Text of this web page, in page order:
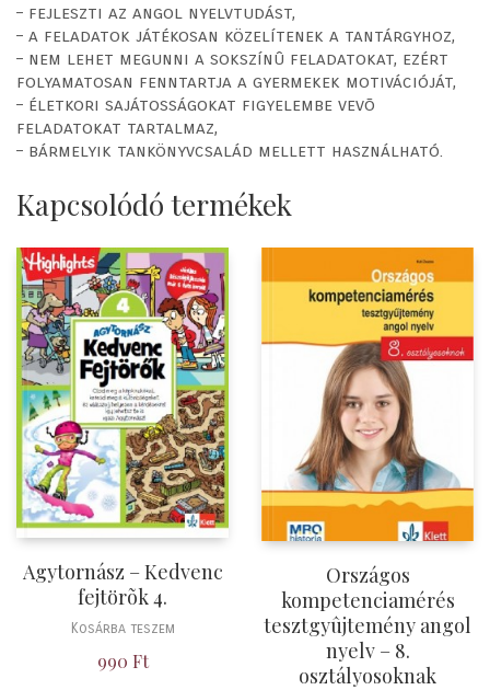
– fejleszti az angol nyelvtudást,
– a feladatok játékosan közelítenek a tantárgyhoz,
– nem lehet megunni a sokszínû feladatokat, ezért
folyamatosan fenntartja a gyermekek motivációját,
– életkori sajátosságokat figyelembe vevõ
feladatokat tartalmaz,
– bármelyik tankönyvcsalád mellett használható.
Kapcsolódó termékek
Agytornász – Kedvenc
fejtörõk 4.
Kosárba teszem
990 Ft
Országos
kompetenciamérés
tesztgyûjtemény angol
nyelv – 8.
osztályosoknak